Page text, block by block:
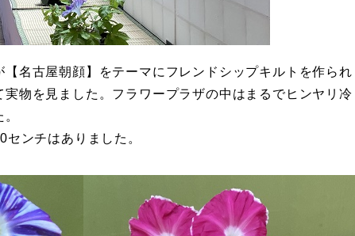
名古屋朝顔】をテーマにフレンドシップキルトを作られ
物を見ました。フラワープラザの中はまるでヒンヤリ冷
ンチはありました。